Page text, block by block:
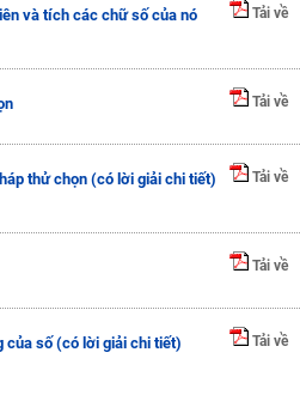
và tích các chữ số của nó
Tải về
Tải về
thử chọn (có lời giải chi tiết) Tải về
Tải về
của số (có lời giải chi tiết) Tải về